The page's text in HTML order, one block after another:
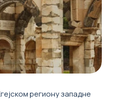
региону западне